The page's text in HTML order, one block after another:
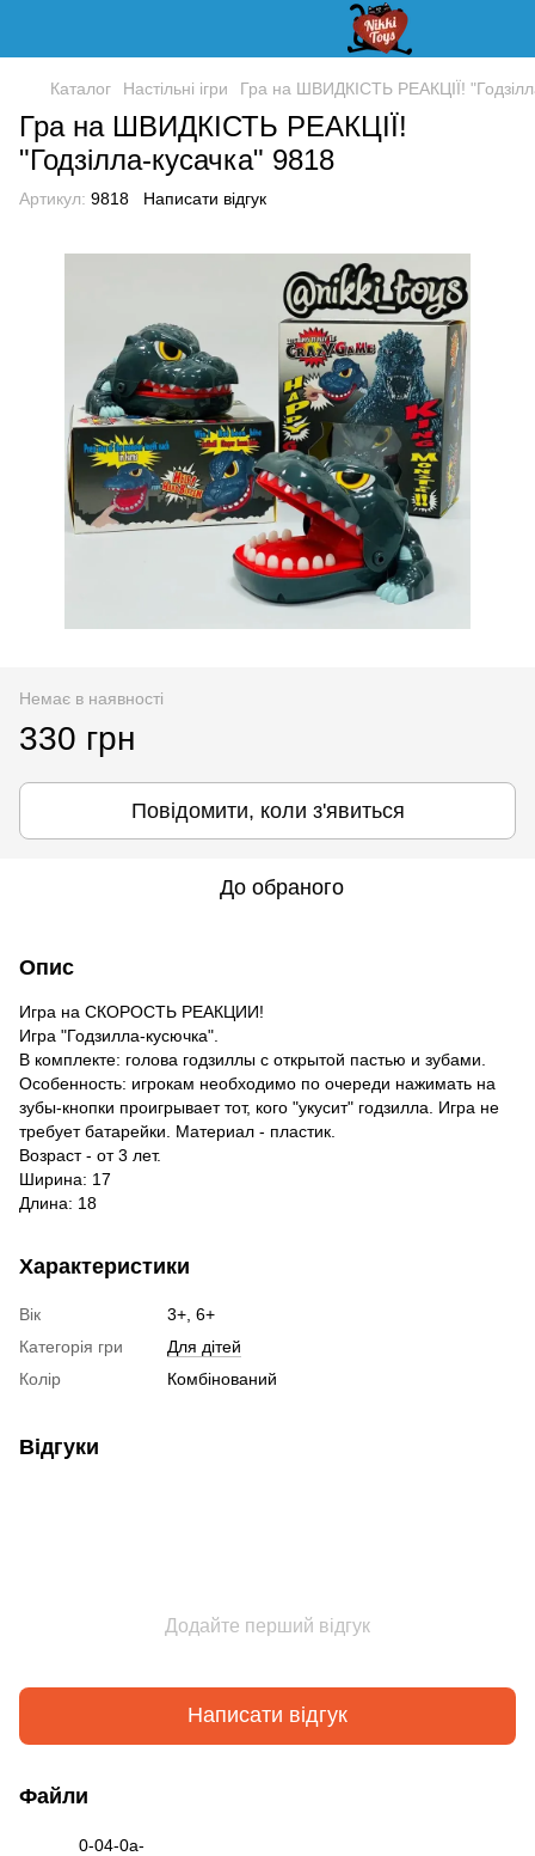
Каталог Настільні ігри Гра на ШВИДКІСТЬ РЕАКЦІЇ!
Гра на ШВИДКІСТЬ РЕАКЦІЇ!
"Годзілла-кусачка" 9818
Артикул: 9818 Написати відгук
Немає в наявності
330 грн
Повідомити, коли з'явиться
До обраного
Опис
Игра на СКОРОСТЬ РЕАКЦИИ!
Игра "Годзилла-кусючка".
В комплекте: голова годзиллы с открытой пастью и зубами.
Особенность: игрокам необходимо по очереди нажимать на
зубы-кнопки проигрывает тот, кого "укусит" годзилла. Игра не
требует батарейки. Материал - пластик.
Возраст - от 3 лет.
Ширина: 17
Длина: 18
Характеристики
Вік
3+, 6+
Категорія гри
Для дітей
Колір
Комбінований
Відгуки
Додайте перший відгук
Написати відгук
Файли
0-04-0a-